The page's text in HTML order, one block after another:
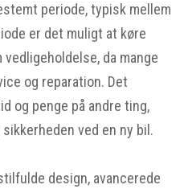
periode, typisk mellem
er det muligt at køre
da mange
og reparation. Det
og penge på andre ting,
ved en ny bil.
design, avancerede